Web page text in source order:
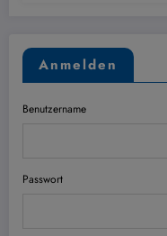
Anmelden
Benutzername
Passwort